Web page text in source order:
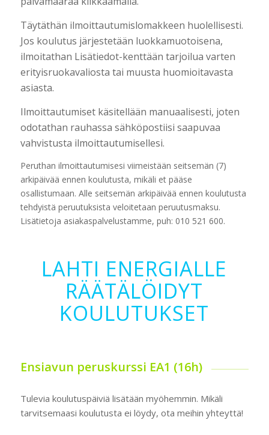
Täytäthän ilmoittautumislomakkeen huolellisesti.
Jos koulutus järjestetään luokkamuotoisena,
ilmoitathan Lisätiedot-kenttään tarjoilua varten
erityisruokavaliosta tai muusta huomioitavasta
asiasta.
Ilmoittautumiset käsitellään manuaalisesti, joten
odotathan rauhassa sähköpostiisi saapuvaa
vahvistusta ilmoittautumisellesi.
Peruthan ilmoittautumisesi viimeistään seitsemän (7)
arkipäivää ennen koulutusta, mikäli et pääse
osallistumaan. Alle seitsemän arkipäivää ennen koulutusta
tehdyistä peruutuksista veloitetaan peruutusmaksu.
Lisätietoja asiakaspalvelustamme, puh: 010 521 600.
LAHTI ENERGIALLE
RÄÄTÄLÖIDYT
KOULUTUKSET
Ensiavun peruskurssi EA1 (16h)
Tulevia koulutuspäiviä lisätään myöhemmin. Mikäli
tarvitsemaasi koulutusta ei löydy, ota meihin yhteyttä!